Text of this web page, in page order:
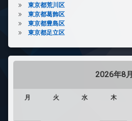
東京都荒川区
東京都葛飾区
東京都豊島区
東京都足立区
2026年8月
月 火 水 木